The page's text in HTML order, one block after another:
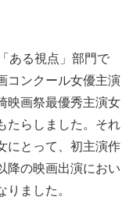
ある視点」部門で
コンクール女優主演
映画祭最優秀主演女
たらしました。それ
にとって、初主演作
降の映画出演におい
ました。